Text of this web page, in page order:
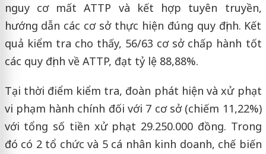
nguy cơ mất ATTP và kết hợp tuyên truyền,
hướng dẫn các cơ sở thực hiện đúng quy định. Kết
quả kiểm tra cho thấy, 56/63 cơ sở chấp hành tốt
các quy định về ATTP, đạt tỷ lệ 88,88%.
Tại thời điểm kiểm tra, đoàn phát hiện và xử phạt
vi phạm hành chính đối với 7 cơ sở (chiếm 11,22%)
với tổng số tiền xử phạt 29.250.000 đồng. Trong
đó có 2 tổ chức và 5 cá nhân kinh doanh, chế biến